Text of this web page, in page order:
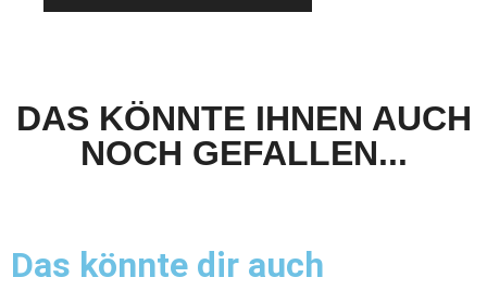
DAS KÖNNTE IHNEN AUCH
NOCH GEFALLEN...
Das könnte dir auch